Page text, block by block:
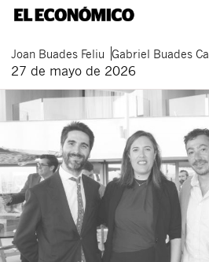
Joan Buades Feliu Gabriel Buades
27 de mayo de 2026